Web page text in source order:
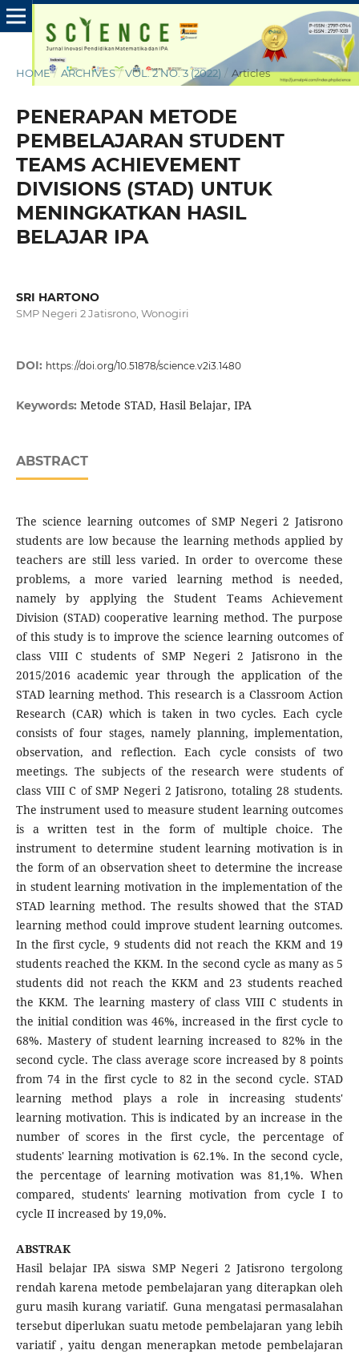
HOME / ARCHIVES / VOL. 2 NO. 3 (2022) / Articles
PENERAPAN METODE
PEMBELAJARAN STUDENT
TEAMS ACHIEVEMENT
DIVISIONS (STAD) UNTUK
MENINGKATKAN HASIL
BELAJAR IPA
SRI HARTONO
SMP Negeri 2 Jatisrono, Wonogiri
DOI: https://doi.org/10.51878/science.v2i3.1480
Keywords: Metode STAD, Hasil Belajar, IPA
ABSTRACT
The science learning outcomes of SMP Negeri 2 Jatisrono
students are low because the learning methods applied by
teachers are still less varied. In order to overcome these
problems, a more varied learning method is needed,
namely by applying the Student Teams Achievement
Division (STAD) cooperative learning method. The purpose
of this study is to improve the science learning outcomes of
class VIII C students of SMP Negeri 2 Jatisrono in the
2015/2016 academic year through the application of the
STAD learning method. This research is a Classroom Action
Research (CAR) which is taken in two cycles. Each cycle
consists of four stages, namely planning, implementation,
observation, and reflection. Each cycle consists of two
meetings. The subjects of the research were students of
class VIII C of SMP Negeri 2 Jatisrono, totaling 28 students.
The instrument used to measure student learning outcomes
is a written test in the form of multiple choice. The
instrument to determine student learning motivation is in
the form of an observation sheet to determine the increase
in student learning motivation in the implementation of the
STAD learning method. The results showed that the STAD
learning method could improve student learning outcomes.
In the first cycle, 9 students did not reach the KKM and 19
students reached the KKM. In the second cycle as many as 5
students did not reach the KKM and 23 students reached
the KKM. The learning mastery of class VIII C students in
the initial condition was 46%, increased in the first cycle to
68%. Mastery of student learning increased to 82% in the
second cycle. The class average score increased by 8 points
from 74 in the first cycle to 82 in the second cycle. STAD
learning method plays a role in increasing students'
learning motivation. This is indicated by an increase in the
number of scores in the first cycle, the percentage of
students' learning motivation is 62.1%. In the second cycle,
the percentage of learning motivation was 81,1%. When
compared, students' learning motivation from cycle I to
cycle II increased by 19,0%.
ABSTRAK
Hasil belajar IPA siswa SMP Negeri 2 Jatisrono tergolong
rendah karena metode pembelajaran yang diterapkan oleh
guru masih kurang variatif. Guna mengatasi permasalahan
tersebut diperlukan suatu metode pembelajaran yang lebih
variatif , yaitu dengan menerapkan metode pembelajaran